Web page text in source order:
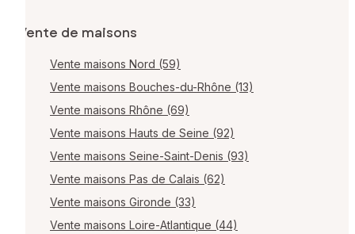
Vente de maisons
Vente maisons Nord (59)
Vente maisons Bouches-du-Rhône (13)
Vente maisons Rhône (69)
Vente maisons Hauts de Seine (92)
Vente maisons Seine-Saint-Denis (93)
Vente maisons Pas de Calais (62)
Vente maisons Gironde (33)
Vente maisons Loire-Atlantique (44)